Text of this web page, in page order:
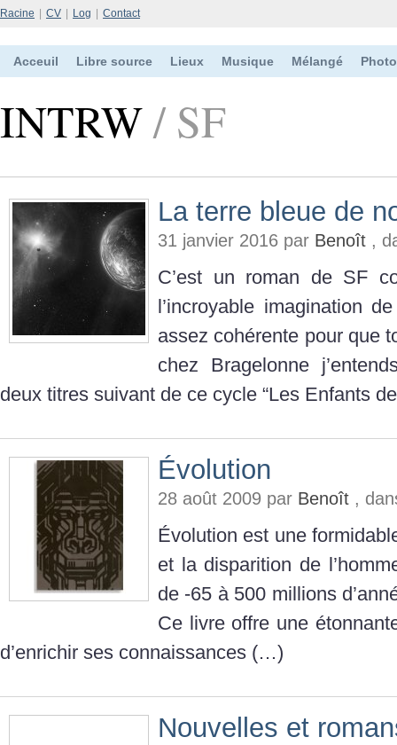
Racine CV Log Contact
Acceuil Libre source Lieux Musique Mélangé
INTRW/ SF
La terre bleue de
31 janvier 2016 par Benoît ,
C’est un roman de SF
l’incroyable imagination
assez cohérente pour que
chez Bragelonne
deux titres suivant de ce cycle “Les Enfants
Évolution
28 août 2009 par Benoît ,
Évolution est une
et la disparition de
de -65 à 500 millions
Ce livre offre une
d’enrichir ses connaissances (…)
Nouvelles et